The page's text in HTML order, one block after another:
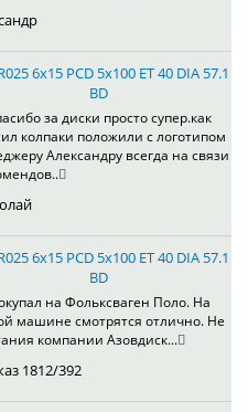
6x15 PCD 5x100 ET 40 DIA 57.1
BD
за диски просто супер.как
колпаки положили с логотипом
Александру всегда на связи
6x15 PCD 5x100 ET 40 DIA 57.1
BD
на Фольксваген Поло. На
машине смотрятся отлично. Не
компании Азовдиск...
1812/392